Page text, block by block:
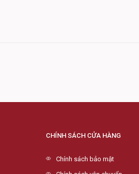
CHÍNH SÁCH CỬA HÀNG
Chính sách bảo mật